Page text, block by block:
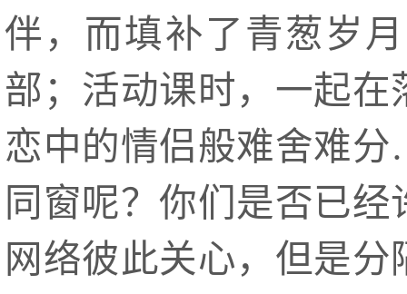
伴，而填补了青葱岁
部；活动课时，一起
恋中的情侣般难舍难
同窗呢？你们是否已
网络彼此关心，但是